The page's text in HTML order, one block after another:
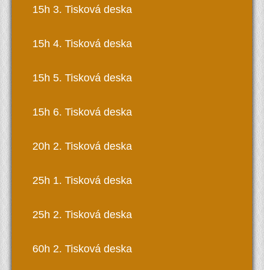
15h 3. Tisková deska
15h 4. Tisková deska
15h 5. Tisková deska
15h 6. Tisková deska
20h 2. Tisková deska
25h 1. Tisková deska
25h 2. Tisková deska
60h 2. Tisková deska